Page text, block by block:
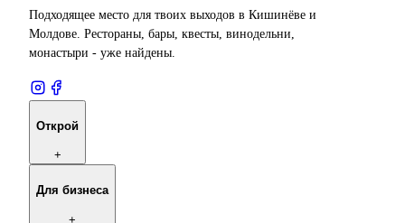
Подходящее место для твоих выходов в Кишинёве и
Молдове. Рестораны, бары, квесты, винодельни,
монастыри - уже найдены.
Открой
+
Для бизнеса
+